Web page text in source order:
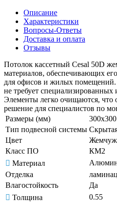
Описание
Характеристики
Вопросы-Ответы
Доставка и оплата
Отзывы
Потолок кассетный Cesal 50D
материалов, обеспечивающих
для офисов и жилых помещений.
не требует
Элементы легко очищаются, что
решение для специалистов по
Размеры (мм)
300x300
Тип подвесной системы
Цвет
Класс ПО
КМ2
Материал
Отделка
Влагостойкость
Да
Толщина
0.55